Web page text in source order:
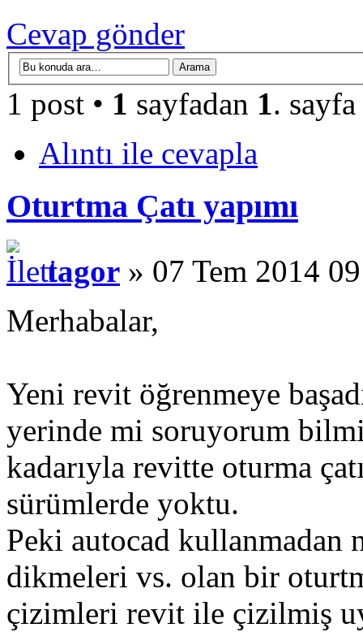
Cevap gönder
1 post • 1 sayfadan 1. sayfa
Alıntı ile cevapla
Oturtma Çatı yapımı
tagor » 07 Tem 2014
Merhabalar,
Yeni revit öğrenmeye
yerinde mi soruyorum
kadarıyla revitte oturma
sürümlerde yoktu.
Peki autocad kullanmadan
dikmeleri vs. olan bir
çizimleri revit ile çizilmiş